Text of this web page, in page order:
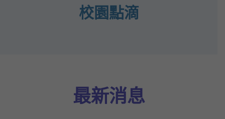
校園點滴
最新消息